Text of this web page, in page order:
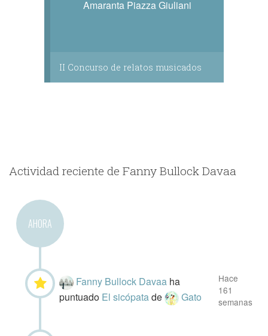
Amaranta Piazza Giuliani
II Concurso de relatos musicados
Actividad reciente de Fanny Bullock Davaa
AHORA
Fanny Bullock Davaa ha
puntuado El sicópatade Gato
Hace
161
semanas